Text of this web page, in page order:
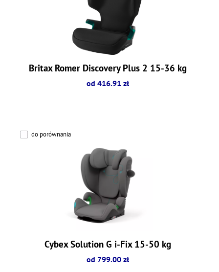
Britax Romer Discovery Plus 2 15-36 kg
od 416.91 zł
do porównania
Cybex Solution G i-Fix 15-50 kg
od 799.00 zł